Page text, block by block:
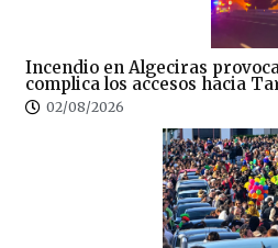
Incendio en Algeciras
complica los accesos hacia
02/08/2026